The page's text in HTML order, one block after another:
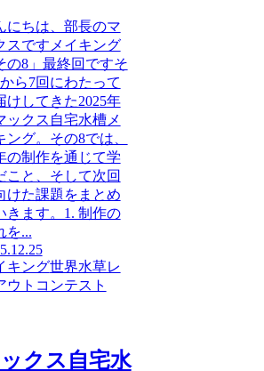
にちは、部長のマ
スですメイキング
の8」最終回ですそ
ら7回にわたって
けしてきた2025年
ックス自宅水槽メ
ング。その8では、
の制作を通じて学
こと、そして次回
けた課題をまとめ
きます。1. 制作の
を...
キング世界水草レ
ウトコンテスト
クス自宅水